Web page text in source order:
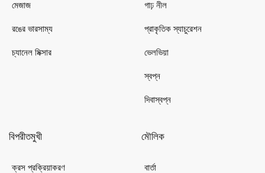
মেজাজ
রঙের ভারসাম্য
চ্যানেল মিক্সার
গাঢ় নীল
প্রাকৃতিক স্যাচুরেশন
ভেলভিয়া
স্বপ্ন
দিবাস্বপ্ন
বিপরীতমুখী
ক্রস প্রক্রিয়াকরণ
মৌলিক
বার্তা